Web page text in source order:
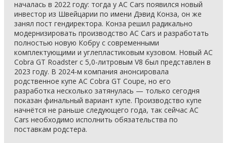
началась в 2022 году: тогда у AC Cars появился новый
инвестор из Швейцарии по имени Дэвид Конза, он же
занял пост гендиректора. Конза решил радикально
модернизировать производство AC Cars и разработать
полностью новую Кобру с современными
комплектующими и углепластиковым кузовом. Новый AC
Cobra GT Roadster с 5,0-литровым V8 был представлен в
2023 году. В 2024-м компания анонсировала
родственное купе AC Cobra GT Coupe, но его
разработка несколько затянулась — только сегодня
показан финальный вариант купе. Производство купе
начнётся не раньше следующего года, так сейчас AC
Cars необходимо исполнить обязательства по
поставкам родстера.